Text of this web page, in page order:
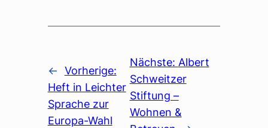
← Vorherige:
Heft in Leichter
Sprache zur
Europa-Wahl
Nächste: Albert
Schweitzer
Stiftung –
Wohnen &